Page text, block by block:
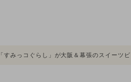
「すみっコぐらし」が大阪＆幕張のスイー